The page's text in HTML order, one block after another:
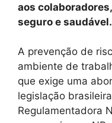
aos
seguro e saudável.
A prevenção de
ambiente de
que exige uma
legislação
Regulamentadora